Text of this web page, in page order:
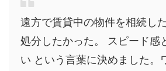
遠方で賃貸中の物件を相続し
処分したかった。 スピード感
い という言葉に決めました。